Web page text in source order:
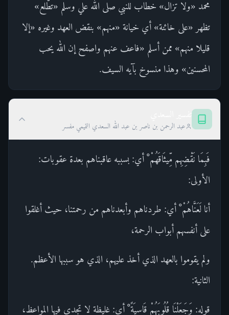
محمد «ولا تزال» خطاب للنبي صلى الله علي وسلم «تطَّلع»
تظهر «على خائنة» أي خيانة «منهم» بنقض العهد وغيره «إلا
قليلا منهم» ممن أسلم «فاعف عنهم واصفح إن الله يحب
المحسنين» وهذا منسوخ بآيه السيف.
عبد الرحمن بن ناصر بن عبد الله السعدي التميمي مفسر
فَبِمَا نَقْضِهِم مِّيثَاقَهُمْ ْ أي: بسببه عاقبناهم بعدة عقوبات:
الأولى:
أنا لَعَنَّاهُمْ ْ أي: طردناهم وأبعدناهم من رحمتنا، حيث أغلقوا
على أنفسهم أبواب الرحمة،
ولم يقوموا بالعهد الذي أخذ عليهم، الذي هو سببها الأعظم.
الثانية:
قوله: وَجَعَلْنَا قُلُوبَهُمْ قَاسِيَةً ْ أي: غليظة لا تجدي فيها المواعظ،